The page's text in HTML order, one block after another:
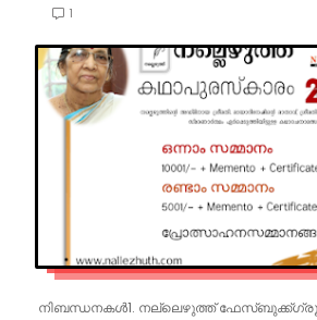
1
നിബന്ധനകൾ1. നല്ലെഴുത്ത്